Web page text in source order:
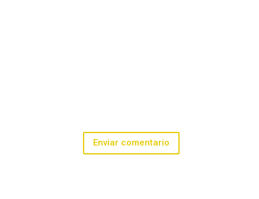
Enviar comentario